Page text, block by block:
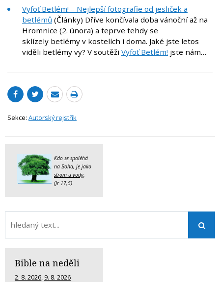
Vyfoť Betlém! – Nejlepší fotografie od jesliček a
betlémů (Články) Dříve končívala doba vánoční až na
Hromnice (2. února) a teprve tehdy se
sklízely betlémy v kostelích i doma. Jaké jste letos
viděli betlémy vy? V soutěži Vyfoť Betlém! jste nám…
Sekce: Autorský rejstřík
Kdo se spoléhá
na Boha, je jako
strom u vody.
(Jr 17,5)
Bible na neděli
2. 8. 2026, 9. 8. 2026